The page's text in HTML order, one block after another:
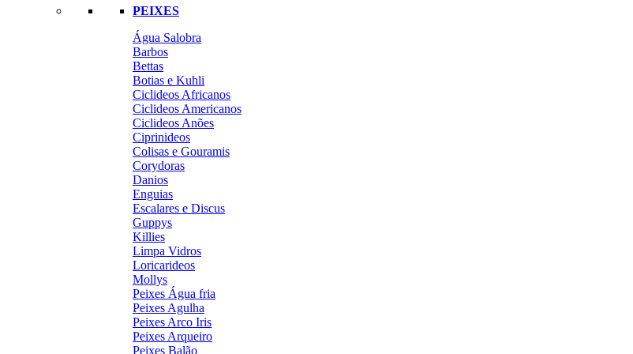
PEIXES
Água Salobra
Barbos
Bettas
Botias e Kuhli
Ciclideos Africanos
Ciclideos Americanos
Ciclideos Anões
Ciprinideos
Colisas e Gouramis
Corydoras
Danios
Enguias
Escalares e Discus
Guppys
Killies
Limpa Vidros
Loricarideos
Mollys
Peixes Água fria
Peixes Agulha
Peixes Arco Iris
Peixes Arqueiro
Peixes Balão